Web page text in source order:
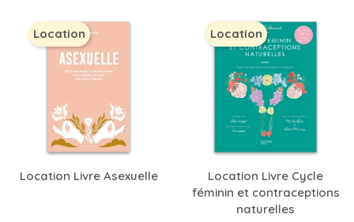
Location Livre Asexuelle
Location
Location Livre Cycle
féminin et contraceptions
naturelles
Location